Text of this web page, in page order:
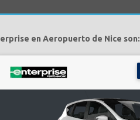
en Aeropuerto de Nice son: